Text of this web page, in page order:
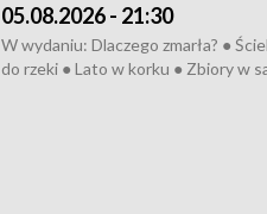
05.08.2026 - 21:30
W wydaniu: Dlaczego zmarła? ●
do rzeki ● Lato w korku ● Zbiory w